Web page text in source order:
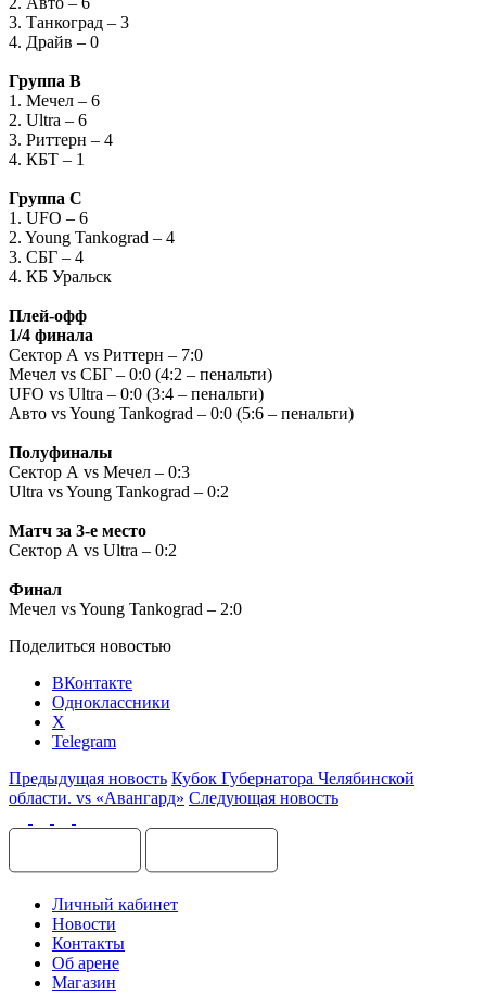
3. Танкоград – 3
4. Драйв – 0
Группа В
1. Мечел – 6
2. Ultra – 6
3. Риттерн – 4
4. КБТ – 1
Группа С
1. UFO – 6
2. Young Tankograd – 4
3. СБГ – 4
4. КБ Уральск
Плей-офф
1/4 финала
Сектор А vs Риттерн – 7:0
Мечел vs СБГ – 0:0 (4:2 – пенальти)
UFO vs Ultra – 0:0 (3:4 – пенальти)
Авто vs Young Tankograd – 0:0 (5:6 – пенальти)
Полуфиналы
Сектор А vs Мечел – 0:3
Ultra vs Young Tankograd – 0:2
Матч за 3-е место
Сектор А vs Ultra – 0:2
Финал
Мечел vs Young Tankograd – 2:0
Поделиться новостью
ВКонтакте
Одноклассники
X
Telegram
Предыдущая новость Кубок Губернатора Челябинской
области. vs «Авангард» Следующая новость
Личный кабинет
Новости
Контакты
Об арене
Магазин